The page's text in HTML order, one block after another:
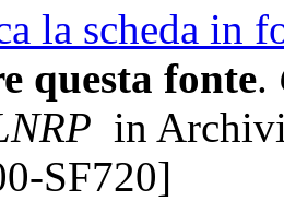
la scheda in
questa fonte.
in
SF720]